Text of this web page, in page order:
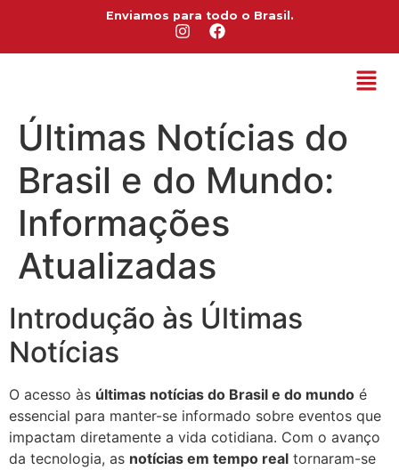
Enviamos para todo o Brasil.
Últimas Notícias do
Brasil e do Mundo:
Informações
Atualizadas
Introdução às Últimas
Notícias
O acesso às últimas notícias do Brasil e do mundo é
essencial para manter-se informado sobre eventos que
impactam diretamente a vida cotidiana. Com o avanço
da tecnologia, as notícias em tempo real tornaram-se